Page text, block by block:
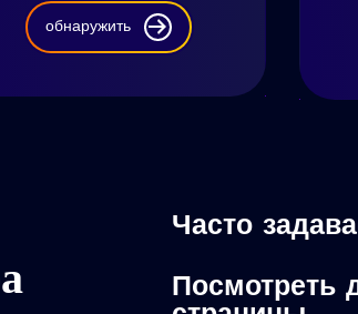
обнаружить
Часто
Посмотреть